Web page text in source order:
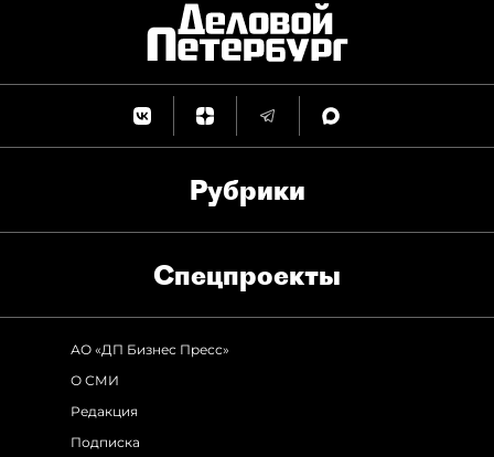
Рубрики
Спец­проекты
АО «ДП Бизнес Пресс»
О СМИ
Редакция
Подписка